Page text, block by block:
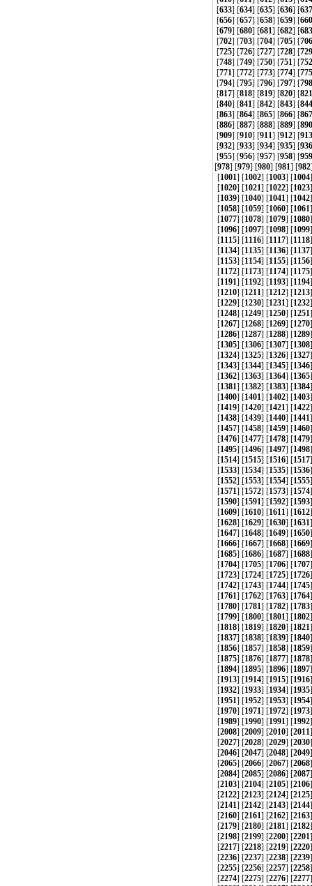
[633] [634] [635] [636] [637
[656] [657] [658] [659] [660
[679] [680] [681] [682] [683
[702] [703] [704] [705] [706
[725] [726] [727] [728] [729
[748] [749] [750] [751] [752
[771] [772] [773] [774] [775
[794] [795] [796] [797] [798
[817] [818] [819] [820] [821
[840] [841] [842] [843] [844
[863] [864] [865] [866] [867
[886] [887] [888] [889] [890
[909] [910] [911] [912] [913
[932] [933] [934] [935] [936
[955] [956] [957] [958] [959
[978] [979] [980] [981] [982
[1001] [1002] [1003] [1004
[1020] [1021] [1022] [1023
[1039] [1040] [1041] [1042
[1058] [1059] [1060] [1061
[1077] [1078] [1079] [1080
[1096] [1097] [1098] [1099
[1115] [1116] [1117] [1118
[1134] [1135] [1136] [1137
[1153] [1154] [1155] [1156
[1172] [1173] [1174] [1175
[1191] [1192] [1193] [1194
[1210] [1211] [1212] [1213
[1229] [1230] [1231] [1232
[1248] [1249] [1250] [1251
[1267] [1268] [1269] [1270
[1286] [1287] [1288] [1289
[1305] [1306] [1307] [1308
[1324] [1325] [1326] [1327
[1343] [1344] [1345] [1346
[1362] [1363] [1364] [1365
[1381] [1382] [1383] [1384
[1400] [1401] [1402] [1403
[1419] [1420] [1421] [1422
[1438] [1439] [1440] [1441
[1457] [1458] [1459] [1460
[1476] [1477] [1478] [1479
[1495] [1496] [1497] [1498
[1514] [1515] [1516] [1517
[1533] [1534] [1535] [1536
[1552] [1553] [1554] [1555
[1571] [1572] [1573] [1574
[1590] [1591] [1592] [1593
[1609] [1610] [1611] [1612
[1628] [1629] [1630] [1631
[1647] [1648] [1649] [1650
[1666] [1667] [1668] [1669
[1685] [1686] [1687] [1688
[1704] [1705] [1706] [1707
[1723] [1724] [1725] [1726
[1742] [1743] [1744] [1745
[1761] [1762] [1763] [1764
[1780] [1781] [1782] [1783
[1799] [1800] [1801] [1802
[1818] [1819] [1820] [1821
[1837] [1838] [1839] [1840
[1856] [1857] [1858] [1859
[1875] [1876] [1877] [1878
[1894] [1895] [1896] [1897
[1913] [1914] [1915] [1916
[1932] [1933] [1934] [1935
[1951] [1952] [1953] [1954
[1970] [1971] [1972] [1973
[1989] [1990] [1991] [1992
[2008] [2009] [2010] [2011
[2027] [2028] [2029] [2030
[2046] [2047] [2048] [2049
[2065] [2066] [2067] [2068
[2084] [2085] [2086] [2087
[2103] [2104] [2105] [2106
[2122] [2123] [2124] [2125
[2141] [2142] [2143] [2144
[2160] [2161] [2162] [2163
[2179] [2180] [2181] [2182
[2198] [2199] [2200] [2201
[2217] [2218] [2219] [2220
[2236] [2237] [2238] [2239
[2255] [2256] [2257] [2258
[2274] [2275] [2276] [2277